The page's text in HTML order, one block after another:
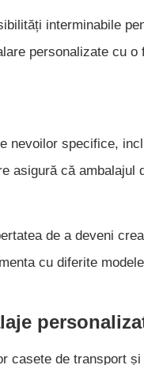
interminabile
personalizate cu
nevoilor specifice,
asigură că
de a deveni
cu diferite
casete de transport